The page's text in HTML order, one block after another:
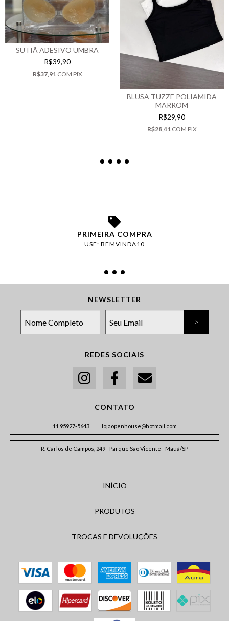
SUTIÃ ADESIVO UMBRA
R$39,90
R$37,91 COM PIX
BLUSA TUZZE POLIAMIDA
MARROM
R$29,90
R$28,41 COM PIX
PRIMEIRA COMPRA
USE: BEMVINDA10
NEWSLETTER
REDES SOCIAIS
CONTATO
11 95927-5643 lojaopenhouse@hotmail.com
R. Carlos de Campos, 249 - Parque São Vicente - Mauá/SP
INÍCIO
PRODUTOS
TROCAS E DEVOLUÇÕES